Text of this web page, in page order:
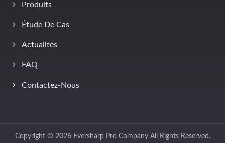
Produits
Étude De Cas
Actualités
FAQ
Contactez-Nous
Copyright © 2026 Eversharp Pro CompanyAll Rights Reserved.